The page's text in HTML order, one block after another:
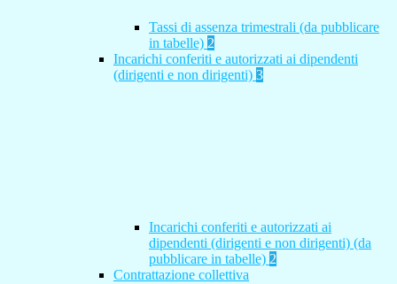
Tassi di assenza trimestrali (da pubblicare
in tabelle) 2
Incarichi conferiti e autorizzati ai dipendenti
(dirigenti e non dirigenti) 3
Incarichi conferiti e autorizzati ai
dipendenti (dirigenti e non dirigenti) (da
pubblicare in tabelle) 2
Contrattazione collettiva